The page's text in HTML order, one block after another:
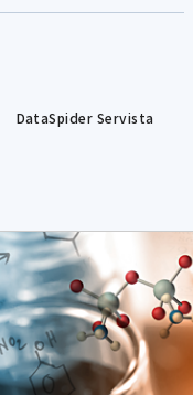
DataSpider Servista